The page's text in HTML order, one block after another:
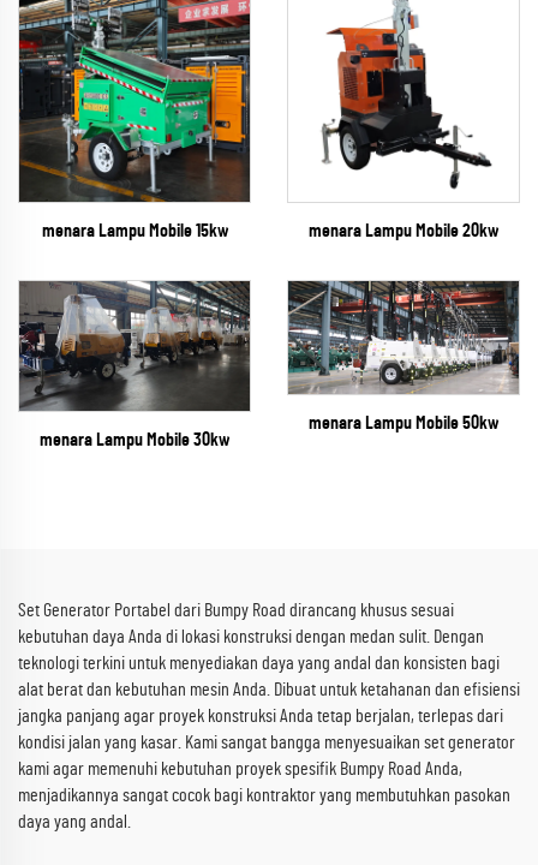
menara Lampu Mobile 15kw menara Lampu Mobile 20kw
menara Lampu Mobile 30kw
menara Lampu Mobile 50kw
Set Generator Portabel dari Bumpy Road dirancang khusus sesuai
kebutuhan daya Anda di lokasi konstruksi dengan medan sulit. Dengan
teknologi terkini untuk menyediakan daya yang andal dan konsisten bagi
alat berat dan kebutuhan mesin Anda. Dibuat untuk ketahanan dan efisiensi
jangka panjang agar proyek konstruksi Anda tetap berjalan, terlepas dari
kondisi jalan yang kasar. Kami sangat bangga menyesuaikan set generator
kami agar memenuhi kebutuhan proyek spesifik Bumpy Road Anda,
menjadikannya sangat cocok bagi kontraktor yang membutuhkan pasokan
daya yang andal.